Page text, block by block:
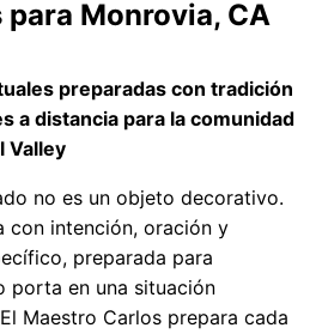
Monrovia, CA
preparadas con tradición
a distancia para la comunidad
Valley
no es un objeto decorativo.
con intención, oración y
preparada para
porta en una situación
Maestro Carlos prepara cada